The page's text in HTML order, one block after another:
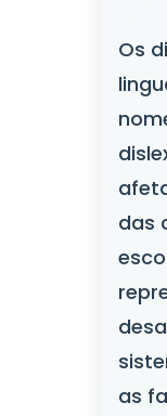
Os
das
as